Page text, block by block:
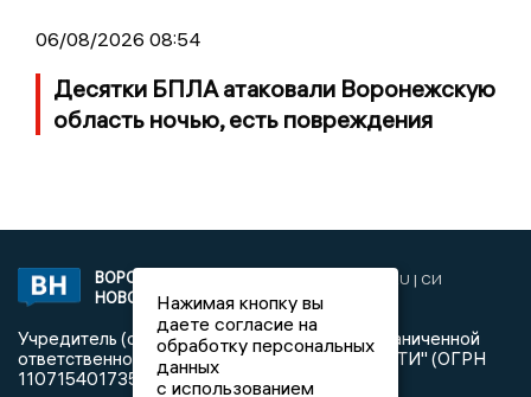
06/08/2026 08:54
Десятки БПЛА атаковали Воронежскую
область ночью, есть повреждения
ВОРОНЕЖСКИЕ
НОВОСТИ
2019 © VORONEZHNEWS.RU | СИ
«Воронежские новости»
Учредитель (соучредители): Общество с ограниченной
ответственностью "РЕГИОНАЛЬНЫЕ НОВОСТИ" (ОГРН
1107154017354)
Нажимая кнопку вы
даете согласие на
обработку персональных
данных
с использованием